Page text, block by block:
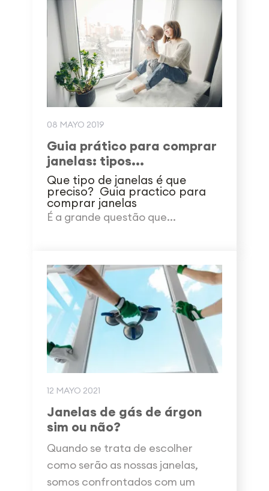
08 MAYO 2019
Guia prático para comprar
janelas: tipos...
Que tipo de janelas é que
preciso? Guia practico para
comprar janelas
É a grande questão que...
12 MAYO 2021
Janelas de gás de árgon
sim ou não?
Quando se trata de escolher
como serão as nossas janelas,
somos confrontados com um